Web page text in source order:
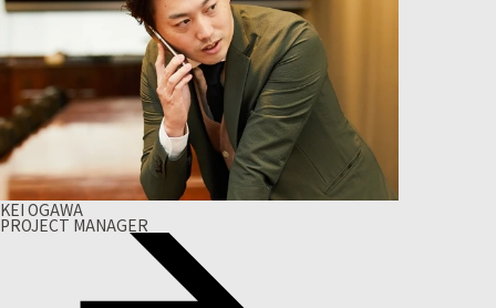
KEI OGAWA
PROJECT MANAGER